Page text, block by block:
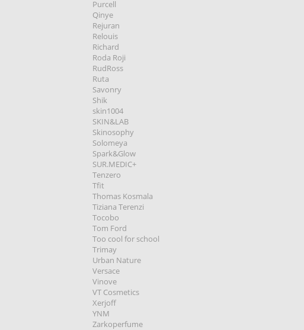
Purcell
Qinye
Rejuran
Relouis
Richard
Roda Roji
RudRoss
Ruta
Savonry
Shik
skin1004
SKIN&LAB
Skinosophy
Solomeya
Spark&Glow
SUR.MEDIC+
Tenzero
Tfit
Thomas Kosmala
Tiziana Terenzi
Tocobo
Tom Ford
Too cool for school
Trimay
Urban Nature
Versace
Vinove
VT Cosmetics
Xerjoff
YNM
Zarkoperfume